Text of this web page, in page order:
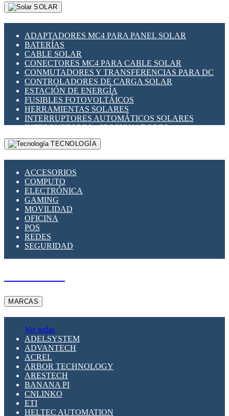
SOLAR
ADAPTADORES MC4 PARA PANEL SOLAR
BATERÍAS
CABLE SOLAR
CONECTORES MC4 PARA CABLE SOLAR
CONMUTADORES Y TRANSFERENCIAS PARA DC
CONTROLADORES DE CARGA SOLAR
ESTACIÓN DE ENERGÍA
FUSIBLES FOTOVOLTÁICOS
HERRAMIENTAS SOLARES
INTERRUPTORES AUTOMÁTICOS SOLARES
INTERRUPTORES - SECCIONADORES
FOTOVOLTÁICOS
MONTAJE PANEL SOLAR
SUPRESOR DE TRANSIENTES SPDS PARA
APLICACIONES FOTOVOLTAICAS
TECNOLOGÍA
ACCESORIOS
COMPUTO
ELECTRÓNICA
GAMING
MOVILIDAD
OFICINA
POS
REDES
SEGURIDAD
MARCAS
Ver todas
ADELSYSTEM
ADVANTECH
ACREL
ARBOR TECHNOLOGY
ARESTECH
BANANA PI
CNLINKO
ETI
HELTEC AUTOMATION